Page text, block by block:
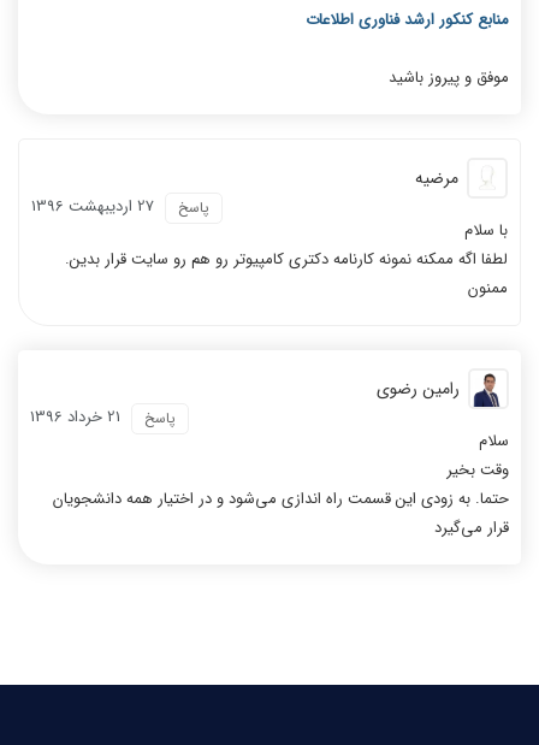
منابع کنکور ارشد فناوری اطلاعات
موفق و پیروز باشید
مرضیه
27 ارديبهشت 1396 پاسخ
با سلام
لطفا اگه ممکنه نمونه کارنامه دکتری کامپیوتر رو هم رو سایت قرار بدین.
ممنون
رامین رضوی
21 خرداد 1396 پاسخ
سلام
وقت بخیر
حتما. به زودی این قسمت راه اندازی می‌شود و در اختیار همه دانشجویان
قرار می‌گیرد